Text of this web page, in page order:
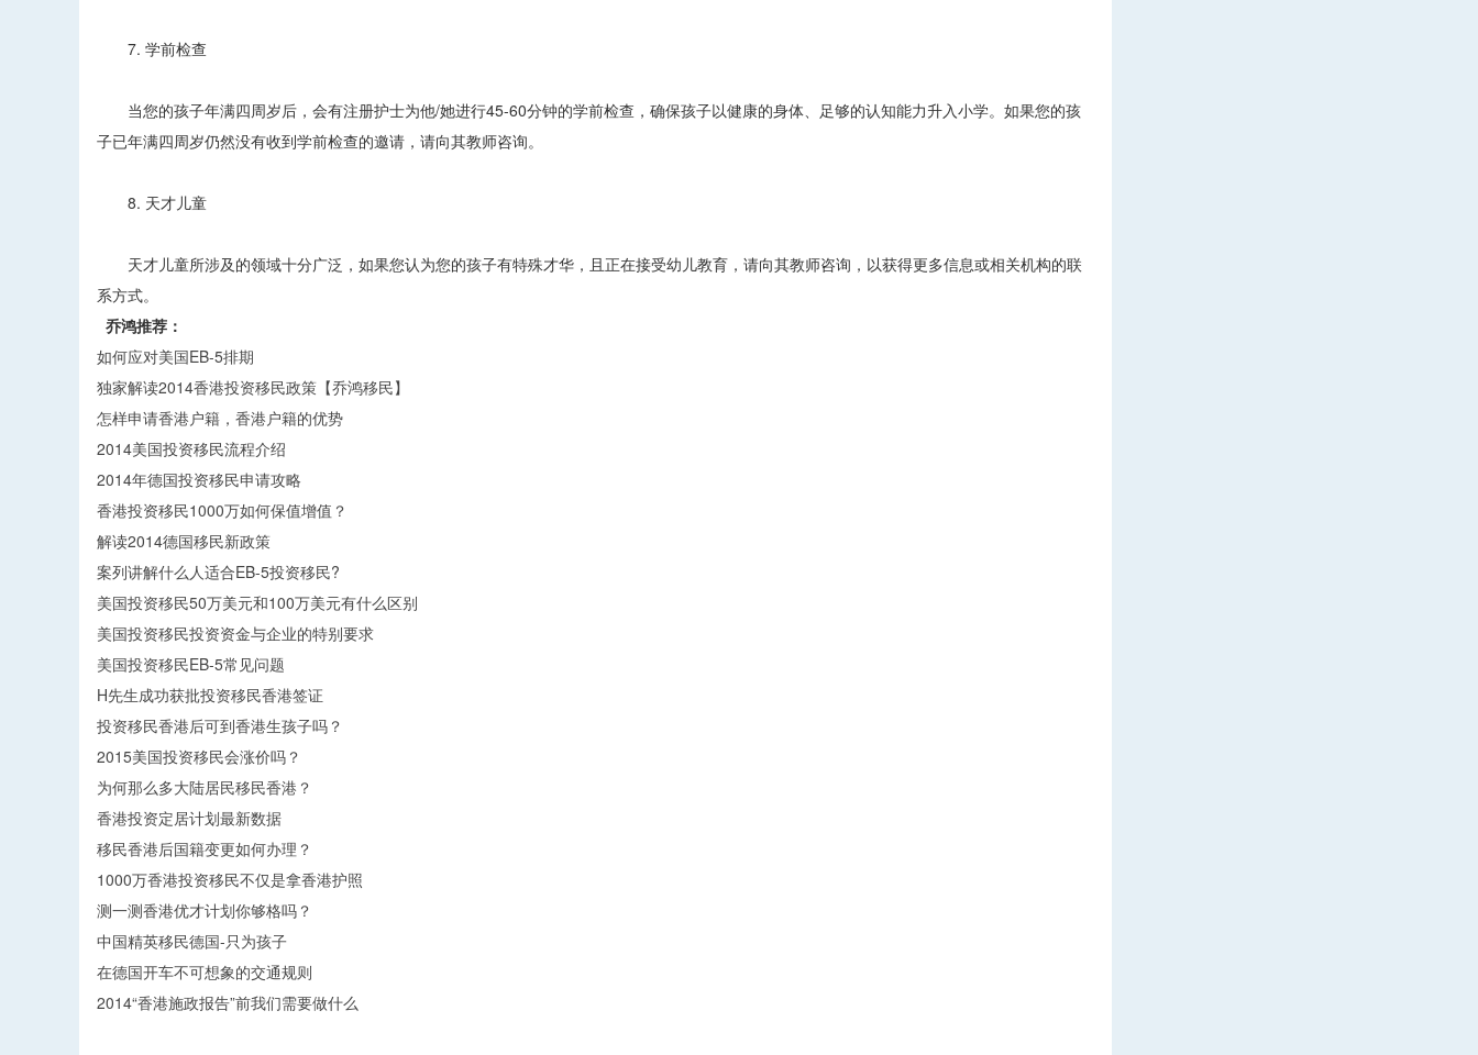
7. 学前检查
当您的孩子年满四周岁后，会有注册护士为他/她进行45-60分钟的学前检查，确保孩子以健康的身体、足够的认知能力升入小学。如果您的孩
子已年满四周岁仍然没有收到学前检查的邀请，请向其教师咨询。
8. 天才儿童
天才儿童所涉及的领域十分广泛，如果您认为您的孩子有特殊才华，且正在接受幼儿教育，请向其教师咨询，以获得更多信息或相关机构的联
系方式。
乔鸿推荐：
如何应对美国EB-5排期
独家解读2014香港投资移民政策【乔鸿移民】
怎样申请香港户籍，香港户籍的优势
2014美国投资移民流程介绍
2014年德国投资移民申请攻略
香港投资移民1000万如何保值增值？
解读2014德国移民新政策
案列讲解什么人适合EB-5投资移民?
美国投资移民50万美元和100万美元有什么区别
美国投资移民投资资金与企业的特别要求
美国投资移民EB-5常见问题
H先生成功获批投资移民香港签证
投资移民香港后可到香港生孩子吗？
2015美国投资移民会涨价吗？
为何那么多大陆居民移民香港？
香港投资定居计划最新数据
移民香港后国籍变更如何办理？
1000万香港投资移民不仅是拿香港护照
测一测香港优才计划你够格吗？
中国精英移民德国-只为孩子
在德国开车不可想象的交通规则
2014“香港施政报告”前我们需要做什么